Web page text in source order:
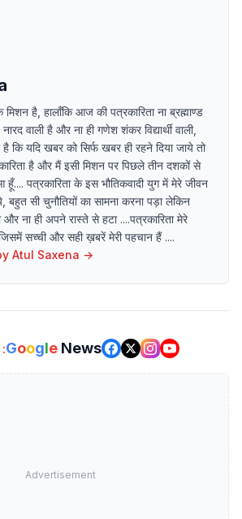
मिशन है, हालाँकि आज की पत्रकारिता ना ब्रह्माण्ड
वाली है और ना ही गणेश शंकर विद्यार्थी वाली,
है कि यदि खबर को सिर्फ खबर ही रहने दिया जाये तो
है और मैं इसी मिशन पर पिछले तीन दशकों से
पत्रकारिता के इस भौतिकवादी युग में मेरे जीवन
सी चुनौतियों का सामना करना पड़ा लेकिन
ना ही अपने रास्ते से हटा ....पत्रकारिता मेरे
सच्ची और सही ख़बरें मेरी पहचान हैं ....
Atul Saxena →
Google News
Advertisement